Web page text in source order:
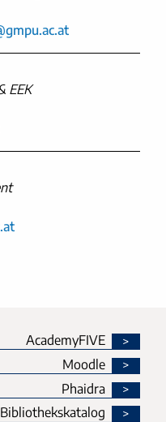
EEK
AcademyFIVE
Moodle
Phaidra
Bibliothekskatalog